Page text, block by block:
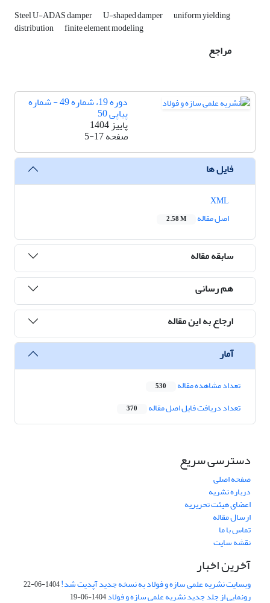
Steel U-ADAS damper U-shaped damper uniform yielding
distribution finite element modeling
مراجع
دوره 19، شماره 49 - شماره
پیاپی 50
پاییز 1404
صفحه5-17
فایل ها
اصل مقاله
2.58 M
سابقه مقاله
هم رسانی
ارجاع به این مقاله
آمار
تعداد مشاهده مقاله 530
تعداد دریافت فایل اصل مقاله 370
دسترسی سریع
صفحه اصلی
درباره نشریه
اعضای هیئت تحریریه
ارسال مقاله
تماس با ما
نقشه سایت
آخرین اخبار
وبسایت نشریه علمی سازه و فولاد به نسخه جدید آپدیت شد!1404-06-22
رونمایی از جلد جدید نشریه علمی سازه و فولاد1404-06-19